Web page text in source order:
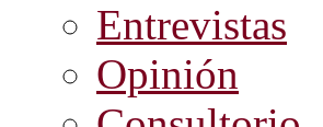
Entrevistas
Opinión